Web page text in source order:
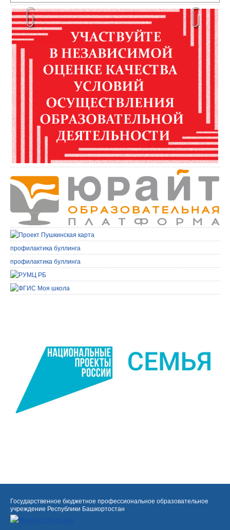
профилактика буллинга
профилактика буллинга
Государственное бюджетное профессиональное образовательное
учреждение Республики Башкортостан